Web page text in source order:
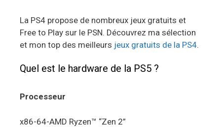
La PS4 propose de nombreux jeux gratuits et
Free to Play sur le PSN. Découvrez ma sélection
et mon top des meilleurs jeux gratuits de la PS4.
Quel est le hardware de la PS5 ?
Processeur
x86-64-AMD Ryzen™ “Zen 2”